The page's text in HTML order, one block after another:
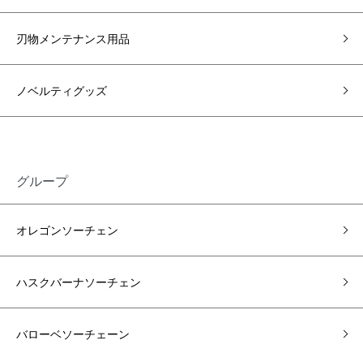
刃物メンテナンス用品
ノベルティグッズ
グループ
オレゴンソーチェン
ハスクバーナソーチェン
バローベソーチェーン